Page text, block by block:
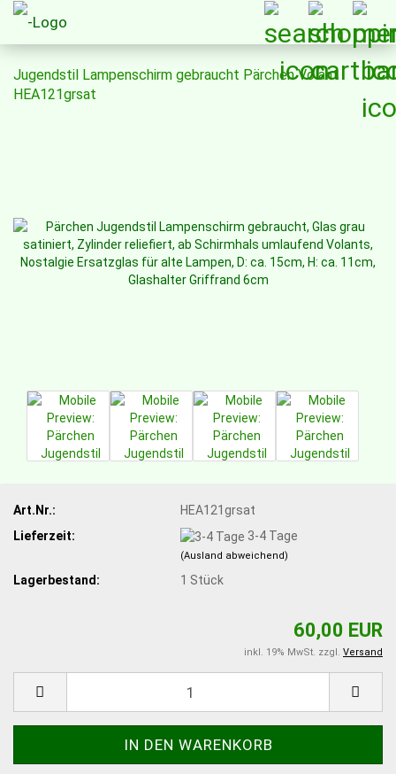
Jugendstil Lampenschirm gebraucht Pärchen Volant
HEA121grsat
Art.Nr.:
HEA121grsat
Lieferzeit:
3-4 Tage
(Ausland abweichend)
Lagerbestand: 1 Stück
60,00 EUR
inkl. 19% MwSt. zzgl. Versand